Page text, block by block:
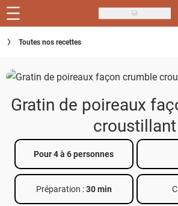
Skip
to
main
Recettes
Inspirations
Actus
Téléchargez l'app Saveurs Recettes
Index des recettes
Toutes nos recettes
Gratin de poireaux
croustillant
Pour 4 à 6 personnes
Préparation :30 min